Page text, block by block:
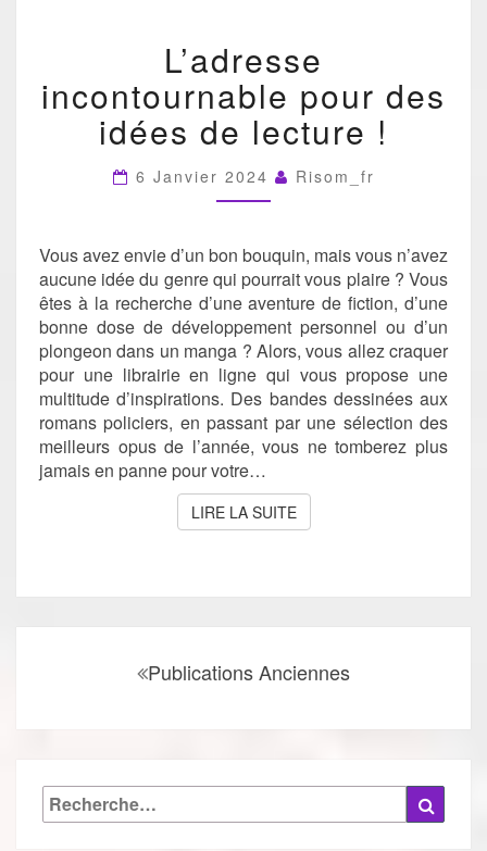
INCONTOURNABLE
POUR
DES
IDÉES
DE
!
L’adresse
incontournable pour des
idées de lecture !
6 Janvier 2024 Risom_fr
Vous avez envie d’un bon bouquin, mais vous n’avez
aucune idée du genre qui pourrait vous plaire ? Vous
êtes à la recherche d’une aventure de fiction, d’une
bonne dose de développement personnel ou d’un
plongeon dans un manga ? Alors, vous allez craquer
pour une librairie en ligne qui vous propose une
multitude d’inspirations. Des bandes dessinées aux
romans policiers, en passant par une sélection des
meilleurs opus de l’année, vous ne tomberez plus
jamais en panne pour votre…
LIRE LA SUITELIRE LA SUITE
articles
Publications Anciennes
Rechercher :